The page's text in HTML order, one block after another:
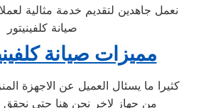
نعمل جاهدين لتقديم خدمة مثالية
صيانة كلفينيتور
مميزات صيانة
كثيرا ما يسئال العميل عن الاجهزة
من جهاز لاخر نحن هنا حتي نحقق